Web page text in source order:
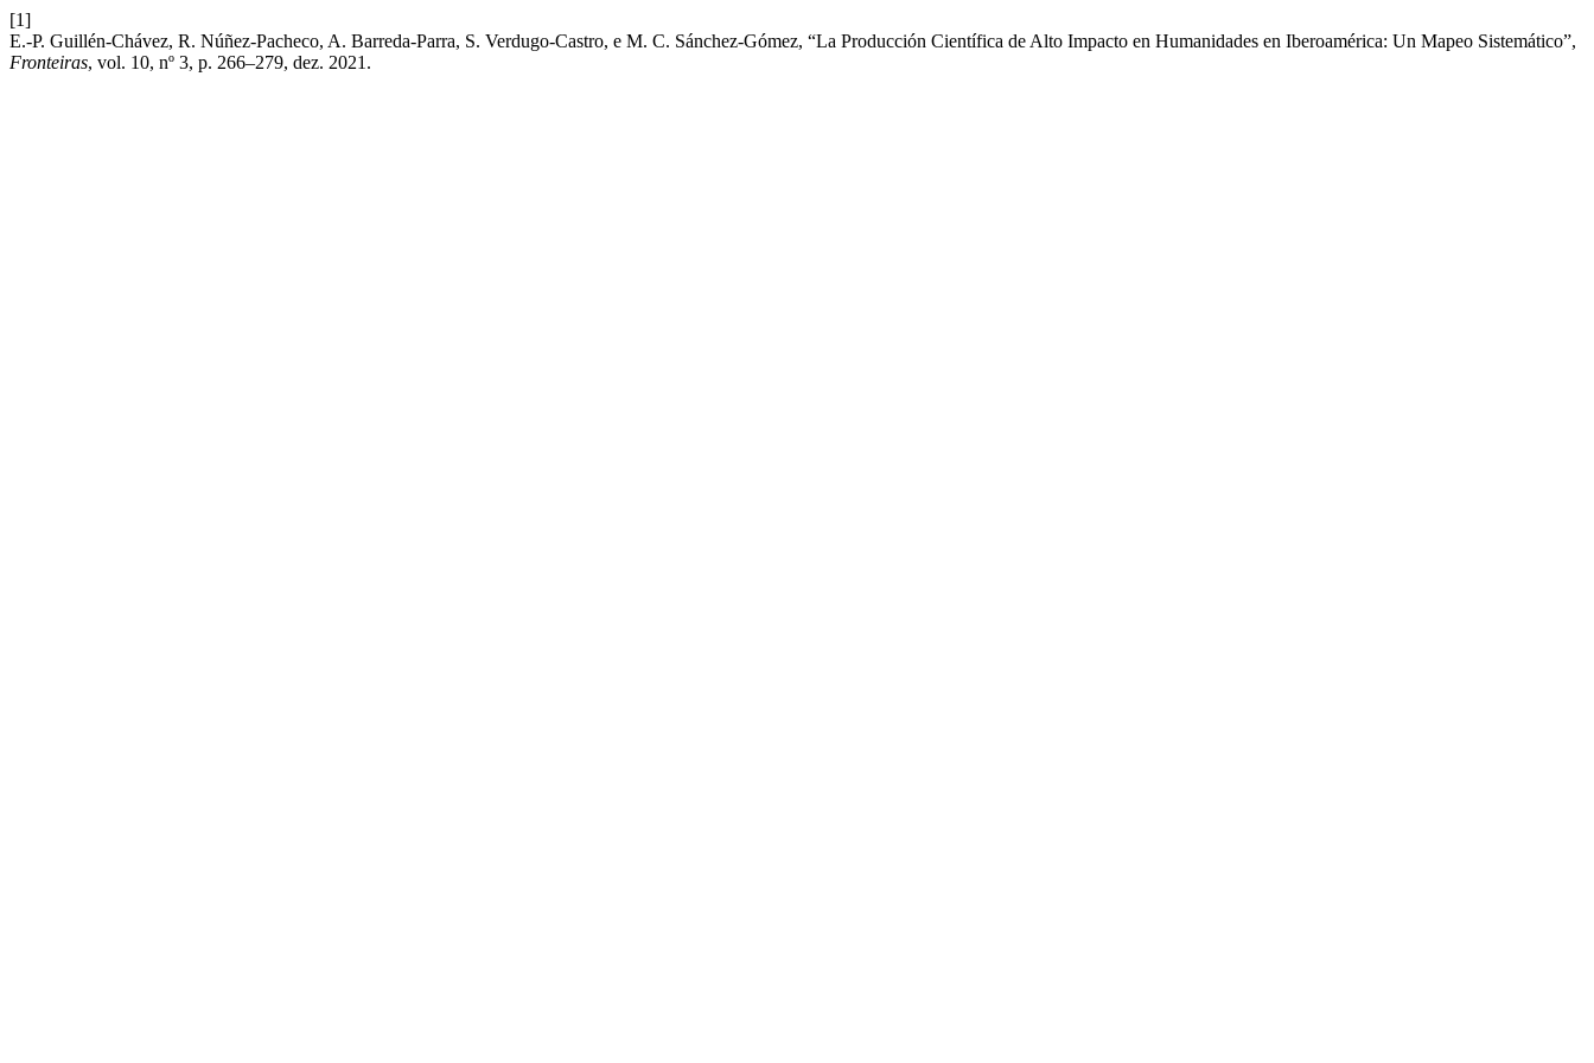
[1]
E.-P. Guillén-Chávez, R. Núñez-Pacheco, A. Barreda-Parra, S. Verdugo-Castro, e M. C. Sánchez-Gómez, “La Producción Científica de Alto Impacto en Humanidades en Iberoamérica: Un Mapeo Sistemático”,
Fronteiras, vol. 10, nº 3, p. 266–279, dez. 2021.